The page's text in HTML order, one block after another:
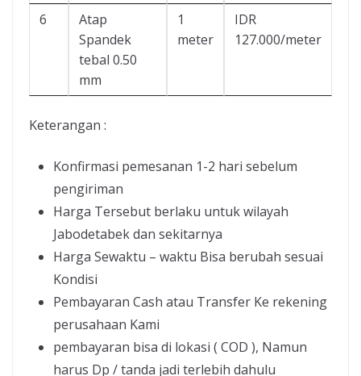
6
Atap
Spandek
tebal 0.50
mm
1
meter
IDR
127.000/meter
Keterangan :
Konfirmasi pemesanan 1-2 hari sebelum
pengiriman
Harga Tersebut berlaku untuk wilayah
Jabodetabek dan sekitarnya
Harga Sewaktu – waktu Bisa berubah sesuai
Kondisi
Pembayaran Cash atau Transfer Ke rekening
perusahaan Kami
pembayaran bisa di lokasi ( COD ), Namun
harus Dp / tanda jadi terlebih dahulu